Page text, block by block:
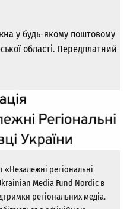
у будь-якому поштовому
області. Передплатний
«Незалежні регіональні
Media Fund Nordic в
регіональних медіа.